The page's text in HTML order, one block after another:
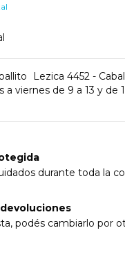
Lezica 4452 -
a viernes de 9 a 13 y de
durante toda la
podés cambiarlo por